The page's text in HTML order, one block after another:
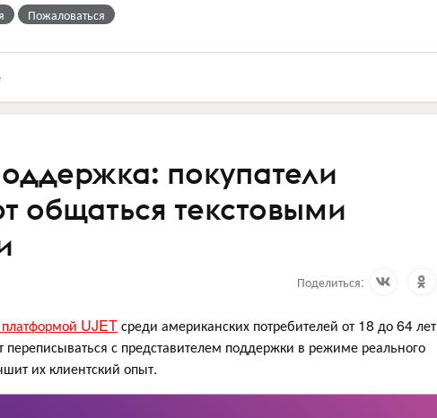
Пожаловаться
покупатели
общаться текстовыми
Поделиться:
UJETсреди американских потребителей от 18 до 64 лет
переписываться с представителем поддержки в режиме реального
их клиентский опыт.